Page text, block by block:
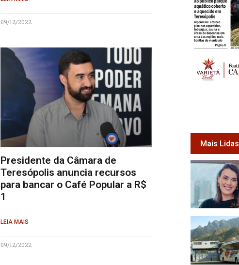
09/12/2022
Presidente da Câmara de
Teresópolis anuncia recursos
para bancar o Café Popular a R$
1
LEIA MAIS
09/12/2022
Mais Lidas